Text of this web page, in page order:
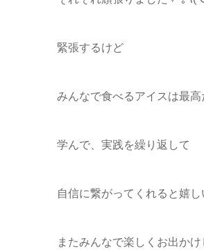
緊張するけど
みんなで食べるアイスは最高
学んで、実践を繰り返して
自信に繋がってくれると嬉
またみんなで楽しくお出かけ